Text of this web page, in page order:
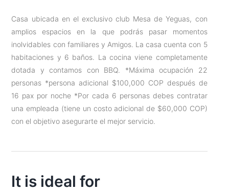
Casa ubicada en el exclusivo club Mesa de Yeguas, con
amplios espacios en la que podrás pasar momentos
inolvidables con familiares y Amigos. La casa cuenta con 5
habitaciones y 6 baños. La cocina viene completamente
dotada y contamos con BBQ. *Máxima ocupación 22
personas *persona adicional $100,000 COP después de
16 pax por noche *Por cada 6 personas debes contratar
una empleada (tiene un costo adicional de $60,000 COP)
con el objetivo asegurarte el mejor servicio.
It is ideal for